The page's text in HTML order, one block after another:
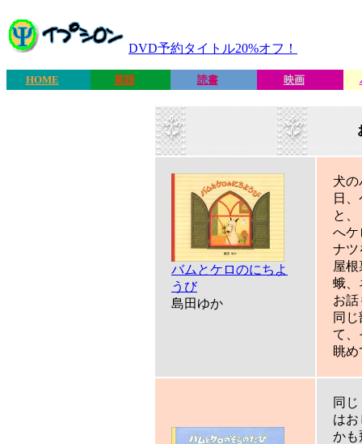
DVD予約タイトル20%オフ！
HOME 英語 読書 映画
バムとケロのにちよ
うび
島田ゆか
犬の
日
と
へケ
ナ
屋
蛾、
お
同
て、
眺
同
は
かも